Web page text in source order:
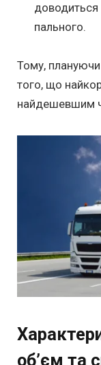
доводиться
пального.
Тому, плануючи
того, що
найдешевшим
об’єм та